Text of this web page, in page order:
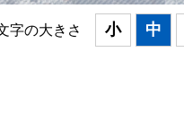
字の大きさ 小 中